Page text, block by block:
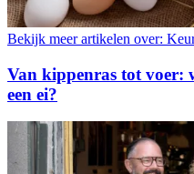
Bekijk meer artikelen over:
Van kippenras tot voer:
een ei?